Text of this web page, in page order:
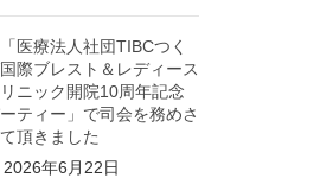
医療法人社団TIBCつく
際ブレスト＆レディース
ニック開院10周年記念
ティー」で司会を務めさ
頂きました
2026年6月22日